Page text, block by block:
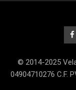
© 2014-2025
04904710276 C.F.